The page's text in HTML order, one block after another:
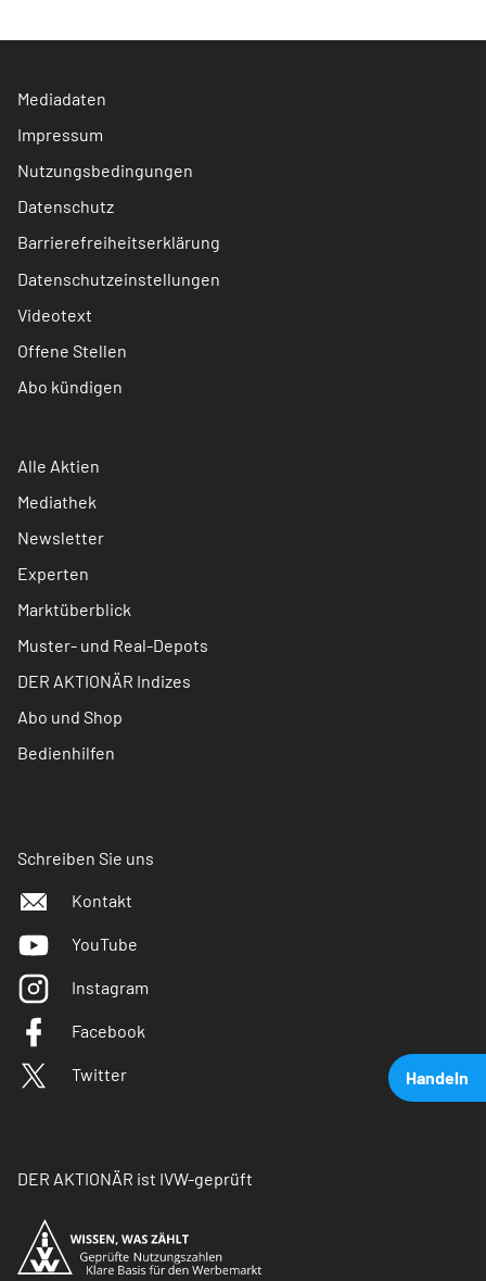
Handeln
Mediadaten
Impressum
Nutzungsbedingungen
Datenschutz
Barrierefreiheitserklärung
Datenschutzeinstellungen
Videotext
Offene Stellen
Abo kündigen
Alle Aktien
Mediathek
Newsletter
Experten
Marktüberblick
Muster- und Real-Depots
DER AKTIONÄR Indizes
Abo und Shop
Bedienhilfen
Schreiben Sie uns
Kontakt
YouTube
Instagram
Facebook
Twitter
DER AKTIONÄR ist IVW-geprüft